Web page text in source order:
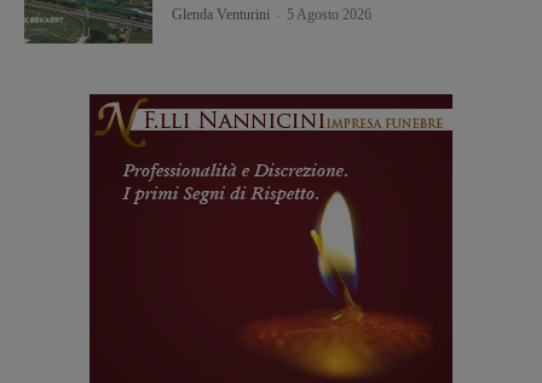
Glenda Venturini 5 Agosto 2026